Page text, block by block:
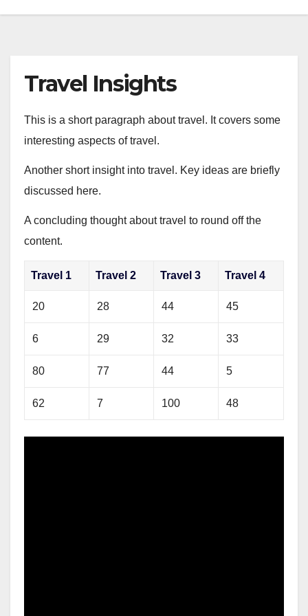
Travel Insights
This is a short paragraph about travel. It covers some
interesting aspects of travel.
Another short insight into travel. Key ideas are briefly
discussed here.
A concluding thought about travel to round off the
content.
Travel 1 Travel 2 Travel 3 Travel 4
20 28 44 45
6 29 32 33
80 77 44 5
62 7 100 48